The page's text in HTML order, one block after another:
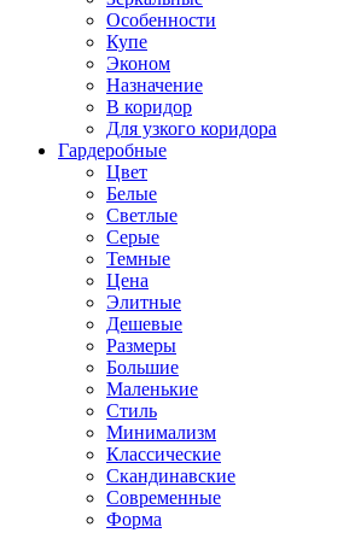
Особенности
Купе
Эконом
Назначение
В коридор
Для узкого коридора
Гардеробные
Цвет
Белые
Светлые
Серые
Темные
Цена
Элитные
Дешевые
Размеры
Большие
Маленькие
Стиль
Минимализм
Классические
Скандинавские
Современные
Форма